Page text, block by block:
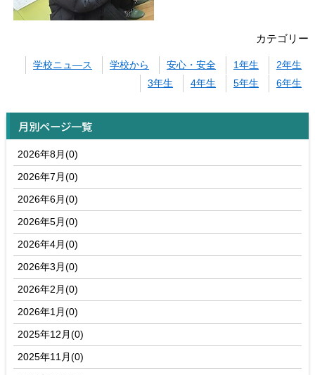
カテゴリー
学校ニュ―ス 学校から 安心・安全 1年生
2年生
3年生
4年生 5年生 6年生
月別ページ一覧
2026年8月(0)
2026年7月(0)
2026年6月(0)
2026年5月(0)
2026年4月(0)
2026年3月(0)
2026年2月(0)
2026年1月(0)
2025年12月(0)
2025年11月(0)